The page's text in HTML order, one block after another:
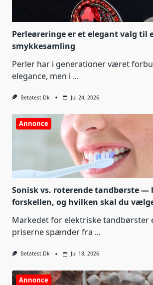
Perleøreringe er et elegant valg til
smykkesamling
Perler har i generationer været
elegance, men i ...
Betatest.dk Jul 24, 2026
Annonce
Sonisk vs. roterende tandbørste —
forskellen, og hvilken skal du
Markedet for elektriske tandbørster
priserne spænder fra ...
Betatest.dk Jul 18, 2026
Annonce